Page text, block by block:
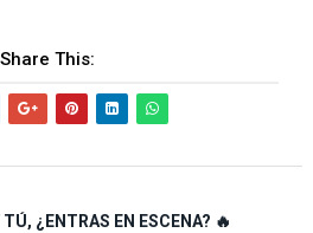
Share This:
¿ENTRAS EN ESCENA? 🔥